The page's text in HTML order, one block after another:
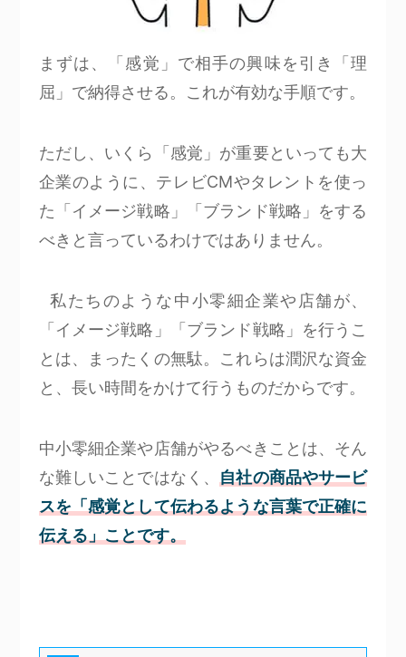
まずは、「感覚」で相手の興味を引き「理
屈」で納得させる。これが有効な手順です。
ただし、いくら「感覚」が重要といっても大
企業のように、テレビCMやタレントを使っ
た「イメージ戦略」「ブランド戦略」をする
べきと言っているわけではありません。
私たちのような中小零細企業や店舗が、
「イメージ戦略」「ブランド戦略」を行うこ
とは、まったくの無駄。これらは潤沢な資金
と、長い時間をかけて行うものだからです。
中小零細企業や店舗がやるべきことは、そん
な難しいことではなく、自社の商品やサービ
スを「感覚として伝わるような言葉で正確に
伝える」ことです。